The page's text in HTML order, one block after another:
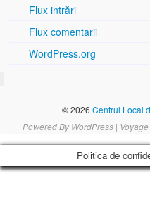
Flux intrări
Flux comentarii
WordPress.org
© 2026 Centrul Local
Powered By WordPress|
Politica de